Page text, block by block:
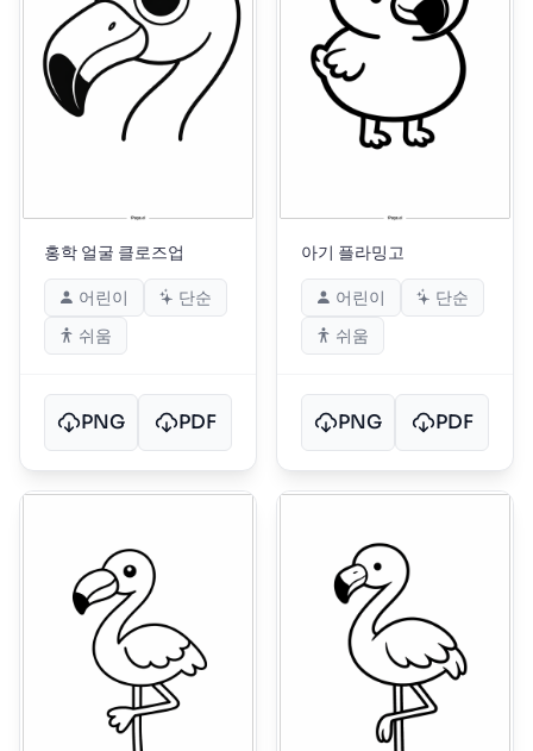
홍학 얼굴 클로즈업
어린이
단순
쉬움
PNG PDF
아기 플라밍고
어린이
단순
쉬움
PNG PDF